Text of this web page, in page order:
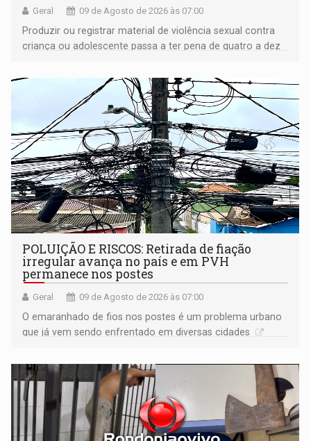
Geral 09 de Agosto de 2026 às 07:00
Produzir ou registrar material de violência sexual contra
criança ou adolescente passa a ter pena de quatro a dez
POLUIÇÃO E RISCOS: Retirada de fiação
irregular avança no país e em PVH
permanece nos postes
Geral 09 de Agosto de 2026 às 07:00
O emaranhado de fios nos postes é um problema urbano
que já vem sendo enfrentado em diversas cidades